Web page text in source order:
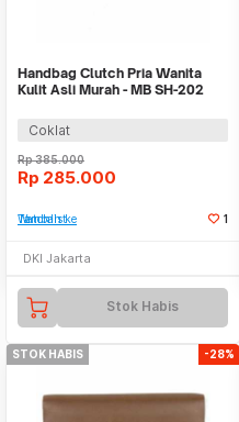
Handbag Clutch Pria Wanita
Kulit Asli Murah - MB SH-202
Coklat
Rp385.000
Rp 285.000
Tambah ke Watchlist 1
DKI Jakarta
Stok Habis
STOK HABIS -28%